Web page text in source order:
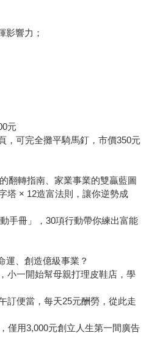
影響力；
元
，可完全攤平騎馬釘，市價350元
翻轉指南、家業事業的雙贏藍圖
塔 × 12造富法則，讓你逆勢成
手冊」，30項行動帶你練出富能
運、創造億級事業？
小一開始幫母親打理皮鞋店，學
訂便當，每天25元酬勞，從此走
僅用3,000元創立人生第一間廣告